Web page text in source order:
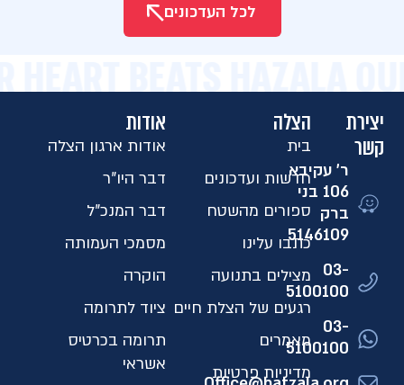
לכל העדכונים
BEATS HAZALA
יצירת
קשר
ר' עקיבא
106 בני
ברק
5146109​
03-
5100100
03-
5100100
הצלה
בית
חדשות ועדכונים
ספורים מהשטח
כתבו עלינו
מצילים בתנועה
רגעים של הצלת חיים
מאמרים
מדיניות פרטיות
אודות
אודות ארגון הצלה
דבר היו"ר
דבר המנכ"ל
מסמכי העמותה
הוקרה
ציוד לתרומה
תרומה בכרטיס
אשראי